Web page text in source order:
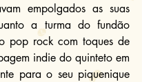
empolgados as suas
a turma do fundão
pop rock com toques de
indie do quinteto em
para o seu piquenique